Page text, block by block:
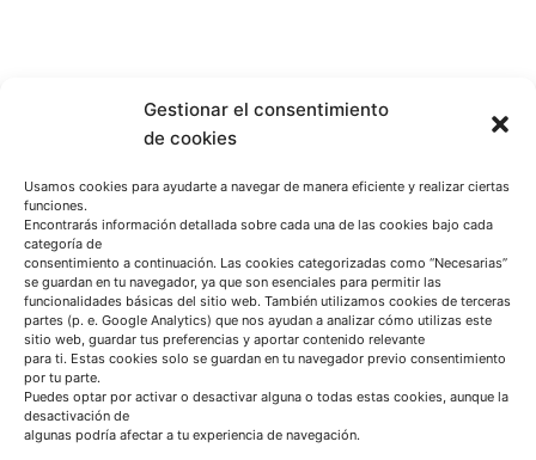
Gestionar el consentimiento
de cookies
Usamos cookies para ayudarte a navegar de manera eficiente y realizar ciertas
funciones.
Encontrarás información detallada sobre cada una de las cookies bajo cada
categoría de
consentimiento a continuación. Las cookies categorizadas como “Necesarias”
se guardan en tu navegador, ya que son esenciales para permitir las
funcionalidades básicas del sitio web. También utilizamos cookies de terceras
partes (p. e. Google Analytics) que nos ayudan a analizar cómo utilizas este
sitio web, guardar tus preferencias y aportar contenido relevante
para ti. Estas cookies solo se guardan en tu navegador previo consentimiento
por tu parte.
Puedes optar por activar o desactivar alguna o todas estas cookies, aunque la
desactivación de
algunas podría afectar a tu experiencia de navegación.
HABLEMOS
(+34) 946 215 470